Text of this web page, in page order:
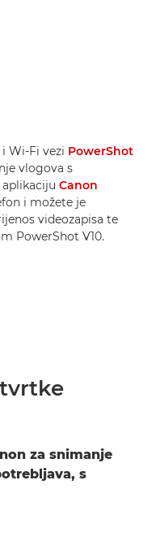
Wi-Fi vezi PowerShot
vlogova s
Canon
i možete je
videozapisa te
PowerShot V10.
tvrtke
za snimanje
s